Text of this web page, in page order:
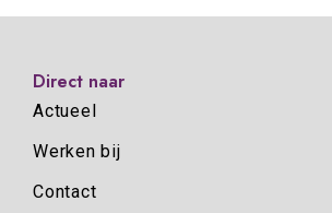
Direct naar
Actueel
Werken bij
Contact